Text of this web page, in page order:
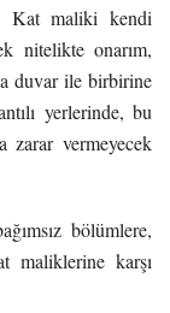
Kat maliki kendi
nitelikte onarım,
duvar ile birbirine
yerlerinde, bu
zarar vermeyecek
bölümlere,
maliklerine karşı